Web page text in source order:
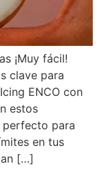
¡Muy fácil!
clave para
ENCO con
estos
perfecto para
en tus
[…]